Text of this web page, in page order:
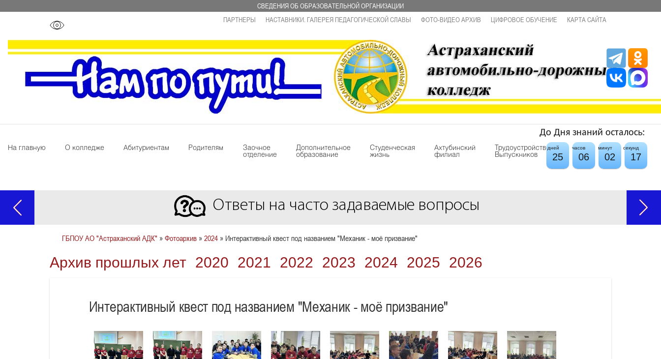
СВЕДЕНИЯ ОБ ОБРАЗОВАТЕЛЬНОЙ ОРГАНИЗАЦИИ
ПАРТНЕРЫ
НАСТАВНИКИ. ГАЛЕРЕЯ ПЕДАГОГИЧЕСКОЙ СЛАВЫ ФОТО-ВИДЕО АРХИВ ЦИФРОВОЕ ОБУЧЕНИЕ КАРТА САЙТА
На главную О колледже Абитуриентам Родителям
Заочное
отделение
Дополнительное
образование
Студенческая
жизнь
Ахтубинский
филиал
Трудоустройство
Выпускников
До Дня знаний осталось:
дней часов минут секунд
25 06 02 17
Ответы на часто задаваемые вопросы
ГБПОУ АО "Астраханский АДК" » Фотоархив» 2024» Интерактивный квест под названием "Механик - моё призвание"
Архив прошлых лет 2020 2021 2022 2023 2024 2025 2026
Интерактивный квест под названием "Механик - моё призвание"